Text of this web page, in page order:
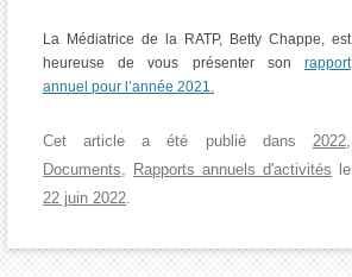
La Médiatrice de la RATP, Betty Chappe, est
heureuse de vous présenter son rapport
annuel pour l’année 2021.
Cet article a été publié dans 2022,
Documents, Rapports annuels d'activités le
22 juin 2022.